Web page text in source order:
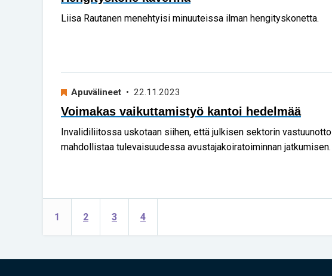
Liisa Rautanen menehtyisi minuuteissa ilman hengityskonetta.
Apuvälineet • 22.11.2023
Voimakas vaikuttamistyö kantoi hedelmää
Invalidiliitossa uskotaan siihen, että julkisen sektorin vastuunotto
mahdollistaa tulevaisuudessa avustajakoiratoiminnan jatkumisen.
1 2 3 4